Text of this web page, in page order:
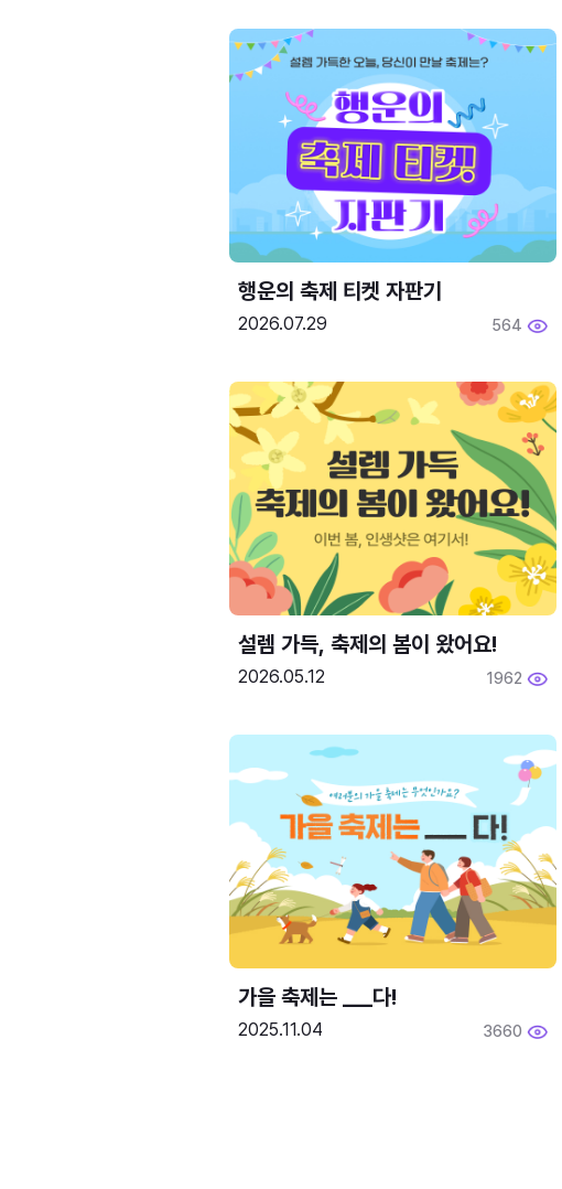
행운의 축제 티켓 자판기
2026.07.29 564
설렘 가득, 축제의 봄이 왔어요!
2026.05.12 1962
2025.11.04 3660